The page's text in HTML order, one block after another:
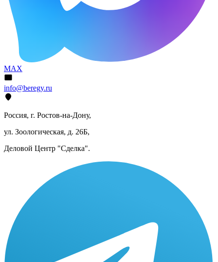
MAX
info@beregy.ru
Россия, г. Ростов-на-Дону,
ул. Зоологическая, д. 26Б,
Деловой Центр "Сделка".